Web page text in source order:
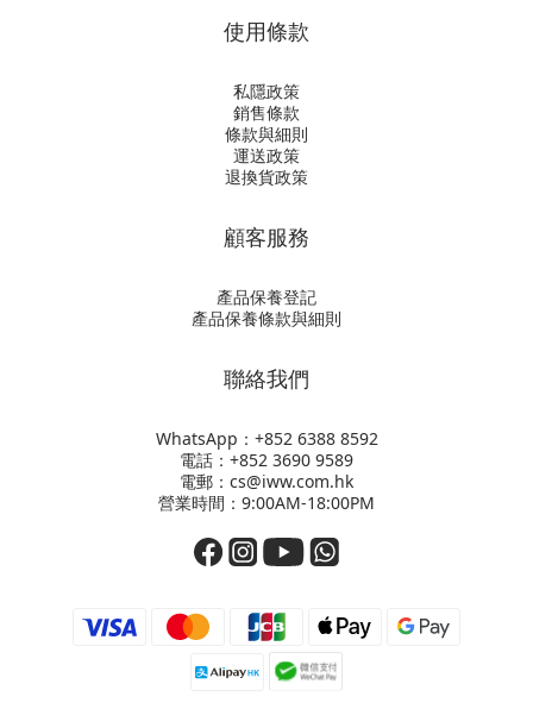
使用條款
私隱政策
銷售條款
條款與細則
運送政策
退換貨政策
顧客服務
產品保養登記
產品保養條款與細則
聯絡我們
WhatsApp：+852 6388 8592
電話：+852 3690 9589
電郵：cs@iww.com.hk
營業時間：9:00AM-18:00PM